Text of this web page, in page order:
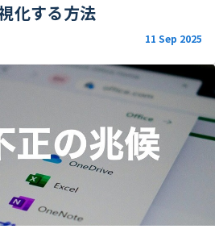
化する方法
11 Sep 2025